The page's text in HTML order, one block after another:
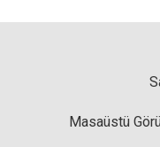
Masaüstü